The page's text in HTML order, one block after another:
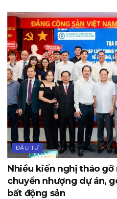
ĐẦU TƯ
Nhiều kiến nghị tháo
chuyển nhượng dự án,
bất động sản